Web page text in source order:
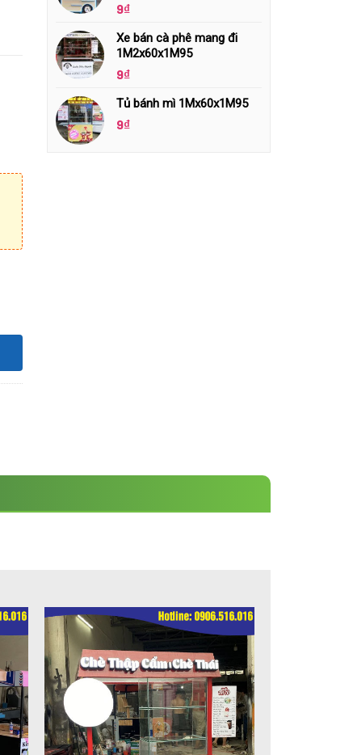
9₫
Xe bán cà phê mang đi
1M2x60x1M95
9₫
Tủ bánh mì 1Mx60x1M95
9₫